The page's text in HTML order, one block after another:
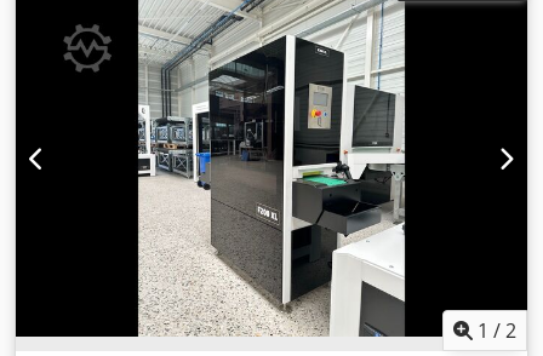
1 /2